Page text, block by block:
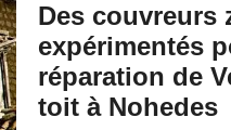
zingueurs
une pose et
et fenêtre de